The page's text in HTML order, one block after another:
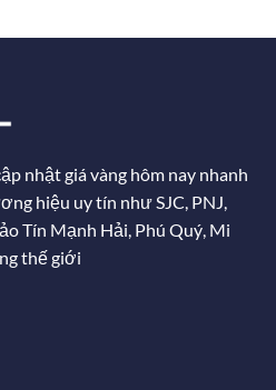
nhật giá vàng hôm nay nhanh
hiệu uy tín như SJC, PNJ,
Tín Mạnh Hải, Phú Quý, Mi
thế giới